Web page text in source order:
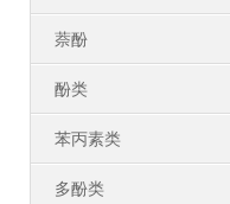
萘酚
酚类
苯丙素类
多酚类